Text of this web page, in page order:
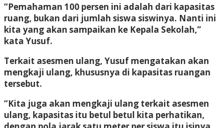
“Pemahaman 100 persen ini adalah dari kapasitas
ruang, bukan dari jumlah siswa siswinya. Nanti ini
kita yang akan sampaikan ke Kepala Sekolah,”
kata Yusuf.
Terkait asesmen ulang, Yusuf mengatakan akan
mengkaji ulang, khususnya di kapasitas ruangan
tersebut.
“Kita juga akan mengkaji ulang terkait asesmen
ulang, kapasitas itu betul betul kita perhatikan,